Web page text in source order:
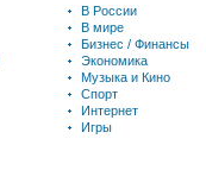
В России
В мире
Бизнес / Финансы
Экономика
Музыка и Кино
Спорт
Интернет
Игры